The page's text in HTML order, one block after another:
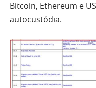
Bitcoin, Ethereum e
autocustódia.